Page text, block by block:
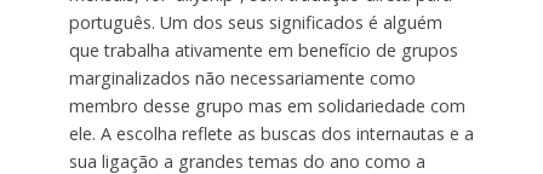
português. Um dos seus significados é alguém
que trabalha ativamente em benefício de grupos
marginalizados não necessariamente como
membro desse grupo mas em solidariedade com
ele. A escolha reflete as buscas dos internautas e a
sua ligação a grandes temas do ano como a